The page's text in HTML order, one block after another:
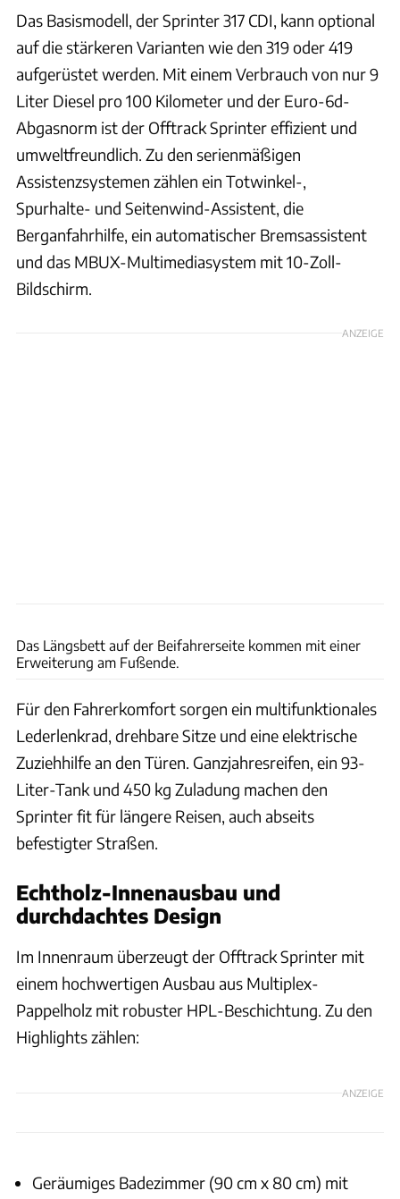
Das Basismodell, der Sprinter 317 CDI, kann optional
auf die stärkeren Varianten wie den 319 oder 419
aufgerüstet werden. Mit einem Verbrauch von nur 9
Liter Diesel pro 100 Kilometer und der Euro-6d-
Abgasnorm ist der Offtrack Sprinter effizient und
umweltfreundlich. Zu den serienmäßigen
Assistenzsystemen zählen ein Totwinkel-,
Spurhalte- und Seitenwind-Assistent, die
Berganfahrhilfe, ein automatischer Bremsassistent
und das MBUX-Multimediasystem mit 10-Zoll-
Bildschirm.
ANZEIGE
Das Längsbett auf der Beifahrerseite kommen mit einer
Erweiterung am Fußende.
Für den Fahrerkomfort sorgen ein multifunktionales
Lederlenkrad, drehbare Sitze und eine elektrische
Zuziehhilfe an den Türen. Ganzjahresreifen, ein 93-
Liter-Tank und 450 kg Zuladung machen den
Sprinter fit für längere Reisen, auch abseits
befestigter Straßen.
Echtholz-Innenausbau und
durchdachtes Design
Im Innenraum überzeugt der Offtrack Sprinter mit
einem hochwertigen Ausbau aus Multiplex-
Pappelholz mit robuster HPL-Beschichtung. Zu den
Highlights zählen:
ANZEIGE
Geräumiges Badezimmer (90 cm x 80 cm) mit